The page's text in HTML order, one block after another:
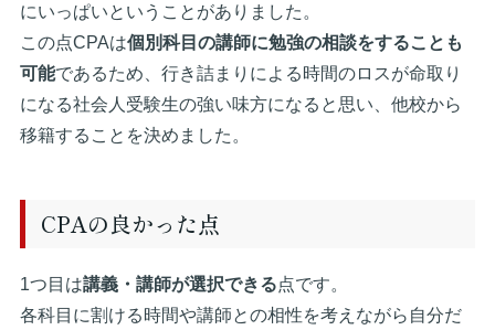
にいっぱいということがありました。
この点CPAは個別科目の講師に勉強の相談をすることも
可能であるため、行き詰まりによる時間のロスが命取り
になる社会人受験生の強い味方になると思い、他校から
移籍することを決めました。
CPAの良かった点
1つ目は講義・講師が選択できる点です。
各科目に割ける時間や講師との相性を考えながら自分だ